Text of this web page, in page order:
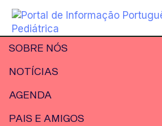
SOBRE NÓS
NOTÍCIAS
AGENDA
PAIS E AMIGOS